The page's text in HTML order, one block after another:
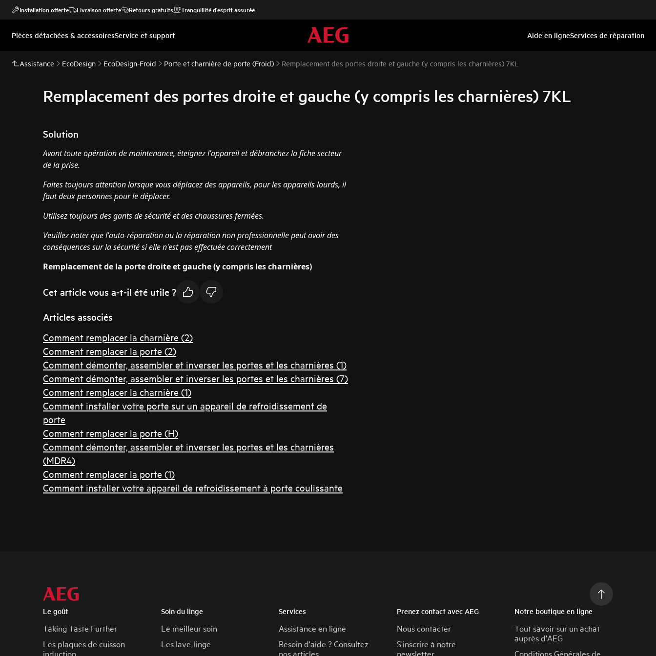
Installation offerte Livraison offerte Retours gratuits Tranquillité d'esprit assurée
Pièces détachées & accessoiresService et support Aide en ligneServices de réparation
Assistance EcoDesign EcoDesign-Froid Porte et charnière de porte (Froid) Remplacement des portes droite et gauche (y compris les charnières) 7KL
Remplacement des portes droite et gauche (y compris les charnières) 7KL
Solution
Avant toute opération de maintenance, éteignez l'appareil et débranchez la fiche secteur
de laprise.
Faites toujours attention lorsque vous déplacez des appareils, pour les appareils lourds, il
faut deux personnes pour le déplacer.
Utilisez toujours des gants de sécurité et des chaussures fermées.
Veuillez noter que l'auto-réparation ou la réparation non professionnelle peut avoir des
conséquences sur la sécurité si elle n'est pas effectuée correctement
Remplacement de la porte droite et gauche (y compris les charnières)
Cet article vous a-t-il été utile ?
Articles associés
Comment remplacer la charnière (2)
Comment remplacer la porte (2)
Comment démonter, assembler et inverser les portes et les charnières (1)
Comment démonter, assembler et inverser les portes et les charnières (7)
Comment remplacer la charnière (1)
Comment installer votre porte sur un appareil de refroidissement de
porte
Comment remplacer la porte (H)
Comment démonter, assembler et inverser les portes et les charnières
(MDR4)
Comment remplacer la porte (1)
Comment installer votre appareil de refroidissement à porte coulissante
Le goût
Taking Taste Further
Les plaques de cuisson
induction
Soin du linge
Le meilleur soin
Les lave-linge
Services
Assistance en ligne
Besoin d'aide ? Consultez
nos articles
Prenez contact avec AEG
Nous contacter
S'inscrire à notre
newsletter
Notre boutique en ligne
Tout savoir sur un achat
auprès d'AEG
Conditions Générales de